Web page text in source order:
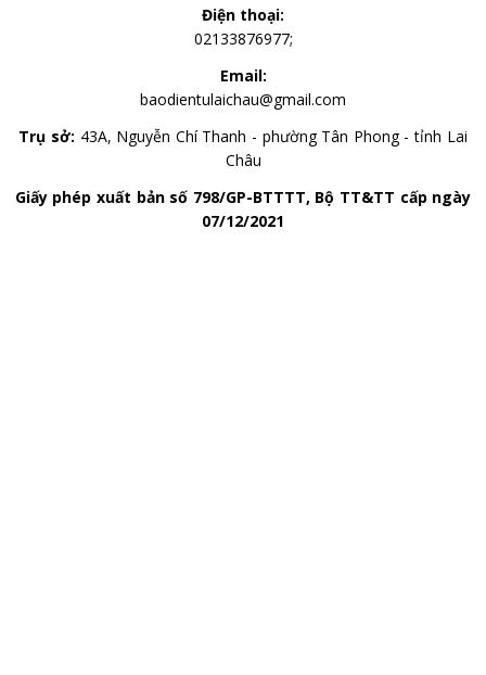
Điện thoại:
02133876977;
Email:
baodientulaichau@gmail.com
Trụ sở: 43A, Nguyễn Chí Thanh - phường Tân Phong - tỉnh Lai
Châu
Giấy phép xuất bản số 798/GP-BTTTT, Bộ TT&TT cấp ngày
07/12/2021